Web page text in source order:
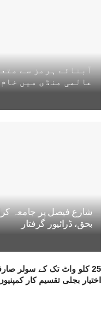
آبنائے ہرمز سے
عالمی منڈی میں
شارع فیصل پر جامعہ
بحق، ڈرائیور گرفتار
25 کلو واٹ تک کے سولر
اختیار بجلی تقسیم کار